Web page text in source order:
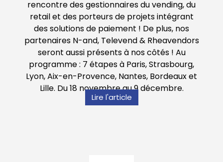
rencontre des gestionnaires du vending, du
retail et des porteurs de projets intégrant
des solutions de paiement ! De plus, nos
partenaires N-and, Televend & Rheavendors
seront aussi présents à nos côtés ! Au
programme : 7 étapes à Paris, Strasbourg,
Lyon, Aix-en-Provence, Nantes, Bordeaux et
Lille. Du 18 novembre au 9 décembre.
Lire l'article